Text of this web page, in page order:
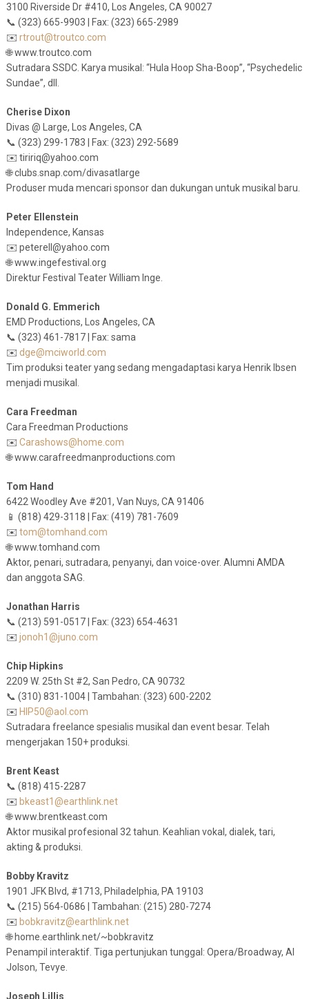
3100 Riverside Dr #410, Los Angeles, CA 90027
📞 (323) 665-9903 | Fax: (323) 665-2989
✉️ rtrout@troutco.com
🌐 www.troutco.com
Sutradara SSDC. Karya musikal: “Hula Hoop Sha-Boop”, “Psychedelic
Sundae”, dll.
Cherise Dixon
Divas @ Large, Los Angeles, CA
📞 (323) 299-1783 | Fax: (323) 292-5689
✉️ tiririq@yahoo.com
🌐 clubs.snap.com/divasatlarge
Produser muda mencari sponsor dan dukungan untuk musikal baru.
Peter Ellenstein
Independence, Kansas
✉️ peterell@yahoo.com
🌐 www.ingefestival.org
Direktur Festival Teater William Inge.
Donald G. Emmerich
EMD Productions, Los Angeles, CA
📞 (323) 461-7817 | Fax: sama
✉️ dge@mciworld.com
Tim produksi teater yang sedang mengadaptasi karya Henrik Ibsen
menjadi musikal.
Cara Freedman
Cara Freedman Productions
✉️ Carashows@home.com
🌐 www.carafreedmanproductions.com
Tom Hand
6422 Woodley Ave #201, Van Nuys, CA 91406
📱 (818) 429-3118 | Fax: (419) 781-7609
✉️ tom@tomhand.com
🌐 www.tomhand.com
Aktor, penari, sutradara, penyanyi, dan voice-over. Alumni AMDA
dan anggota SAG.
Jonathan Harris
📞 (213) 591-0517 | Fax: (323) 654-4631
✉️ jonoh1@juno.com
Chip Hipkins
2209 W. 25th St #2, San Pedro, CA 90732
📞 (310) 831-1004 | Tambahan: (323) 600-2202
✉️ HIP50@aol.com
Sutradara freelance spesialis musikal dan event besar. Telah
mengerjakan 150+ produksi.
Brent Keast
📞 (818) 415-2287
✉️ bkeast1@earthlink.net
🌐 www.brentkeast.com
Aktor musikal profesional 32 tahun. Keahlian vokal, dialek, tari,
akting & produksi.
Bobby Kravitz
1901 JFK Blvd, #1713, Philadelphia, PA 19103
📞 (215) 564-0686 | Tambahan: (215) 280-7274
✉️ bobkravitz@earthlink.net
🌐 home.earthlink.net/~bobkravitz
Penampil interaktif. Tiga pertunjukan tunggal: Opera/Broadway, Al
Jolson, Tevye.
Joseph Lillis